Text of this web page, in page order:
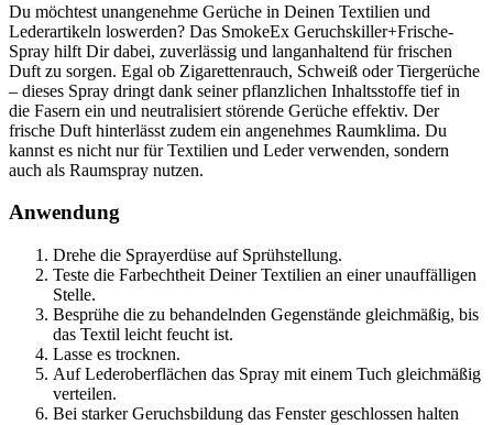
Du möchtest unangenehme Gerüche in Deinen Textilien und
Lederartikeln loswerden? Das SmokeEx Geruchskiller+Frische-
Spray hilft Dir dabei, zuverlässig und langanhaltend für frischen
Duft zu sorgen. Egal ob Zigarettenrauch, Schweiß oder Tiergerüche
– dieses Spray dringt dank seiner pflanzlichen Inhaltsstoffe tief in
die Fasern ein und neutralisiert störende Gerüche effektiv. Der
frische Duft hinterlässt zudem ein angenehmes Raumklima. Du
kannst es nicht nur für Textilien und Leder verwenden, sondern
auch als Raumspray nutzen.
Anwendung
Drehe die Sprayerdüse auf Sprühstellung.
Teste die Farbechtheit Deiner Textilien an einer unauffälligen
Stelle.
Besprühe die zu behandelnden Gegenstände gleichmäßig, bis
das Textil leicht feucht ist.
Lasse es trocknen.
Auf Lederoberflächen das Spray mit einem Tuch gleichmäßig
verteilen.
Bei starker Geruchsbildung das Fenster geschlossen halten